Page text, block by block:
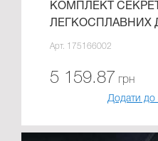
КОМПЛЕКТ
ЛЕГКОСПЛАВНИХ
Арт. 175166002
5 159.87 грн
Додати до